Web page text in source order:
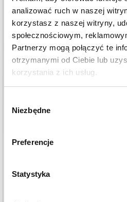
analizować ruch w naszej
korzystasz z naszej witryny,
społecznościowym,
Partnerzy mogą połączyć te
otrzymanymi od Ciebie lub
korzystania z ich usług.
zgody
Niezbędne
Preferencje
Statystyka